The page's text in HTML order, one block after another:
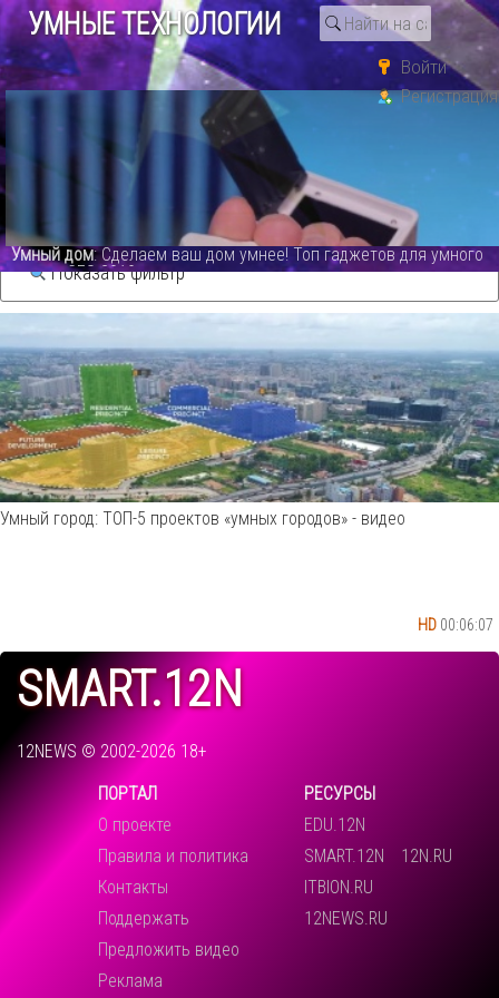
УМНЫЕ ТЕХНОЛОГИИ
Войти
Регистрация
Умный дом: Сделаем ваш дом умнее! Топ гаджетов для умного
дома с CES 2019 - видео
Поиск по тегу «дрон»
Показать фильтр
HD 00:06:07
Умный город: ТОП-5 проектов «умных городов» - видео
SMART.12N
12NEWS © 2002-2026 18+
ПОРТАЛ
О проекте
Правила и политика
Контакты
Поддержать
Предложить видео
Реклама
РЕСУРСЫ
EDU.12N
SMART.12N
12N.RU
ITBION.RU
12NEWS.RU